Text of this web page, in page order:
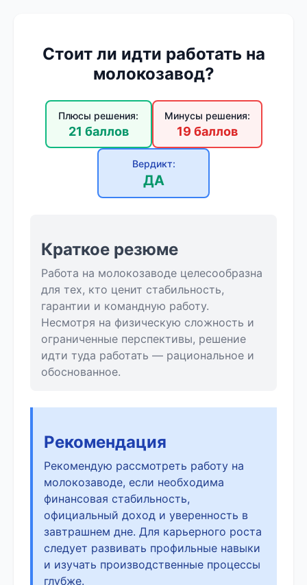
Стоит ли идти работать на
молокозавод?
Плюсы решения:
21 баллов
Минусы решения:
19 баллов
Вердикт:
ДА
Краткое резюме
Работа на молокозаводе целесообразна
для тех, кто ценит стабильность,
гарантии и командную работу.
Несмотря на физическую сложность и
ограниченные перспективы, решение
идти туда работать — рациональное и
обоснованное.
Рекомендация
Рекомендую рассмотреть работу на
молокозаводе, если необходима
финансовая стабильность,
официальный доход и уверенность в
завтрашнем дне. Для карьерного роста
следует развивать профильные навыки
и изучать производственные процессы
глубже.